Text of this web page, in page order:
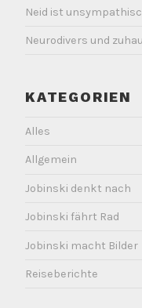
Neid ist
Neurodivers und
KATEGORIEN
Alles
Allgemein
Jobinski denkt nach
Jobinski fährt Rad
Jobinski macht Bilder
Reiseberichte